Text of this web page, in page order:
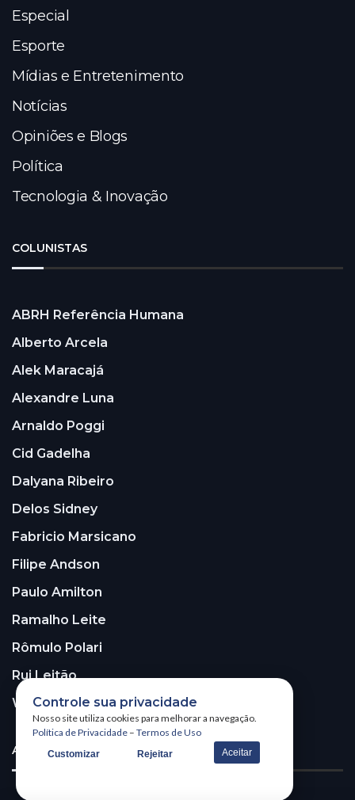
Especial
Esporte
Mídias e Entretenimento
Notícias
Opiniões e Blogs
Política
Tecnologia & Inovação
COLUNISTAS
ABRH Referência Humana
Alberto Arcela
Alek Maracajá
Alexandre Luna
Arnaldo Poggi
Cid Gadelha
Dalyana Ribeiro
Delos Sidney
Fabricio Marsicano
Filipe Andson
Paulo Amilton
Ramalho Leite
Rômulo Polari
Rui Leitão
Walter Santos
ASSINE A NOSSA NEWSLETTER!
Controle sua privacidade
Nosso site utiliza cookies para melhorar a navegação.
Política de Privacidade – Termos de Uso
Customizar Rejeitar Aceitar